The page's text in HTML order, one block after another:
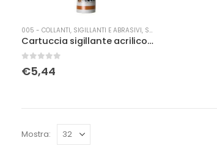
005 - COLLANTI, SIGILLANTI E ABRASIVI, SILICONI
Cartuccia sigillante acrilico mogano Tover
€5,44
Mostra: